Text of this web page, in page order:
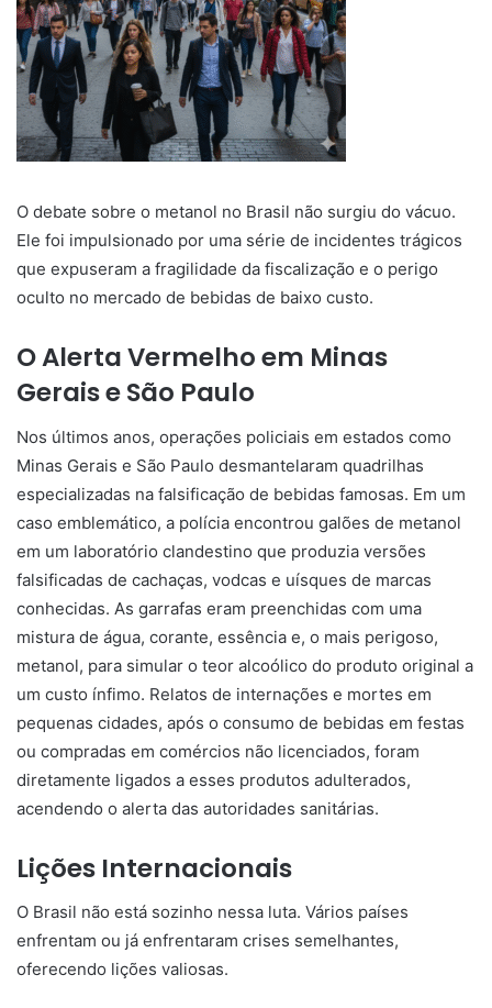
O debate sobre o metanol no Brasil não surgiu do vácuo.
Ele foi impulsionado por uma série de incidentes trágicos
que expuseram a fragilidade da fiscalização e o perigo
oculto no mercado de bebidas de baixo custo.
O Alerta Vermelho em Minas
Gerais e São Paulo
Nos últimos anos, operações policiais em estados como
Minas Gerais e São Paulo desmantelaram quadrilhas
especializadas na falsificação de bebidas famosas. Em um
caso emblemático, a polícia encontrou galões de metanol
em um laboratório clandestino que produzia versões
falsificadas de cachaças, vodcas e uísques de marcas
conhecidas. As garrafas eram preenchidas com uma
mistura de água, corante, essência e, o mais perigoso,
metanol, para simular o teor alcoólico do produto original a
um custo ínfimo. Relatos de internações e mortes em
pequenas cidades, após o consumo de bebidas em festas
ou compradas em comércios não licenciados, foram
diretamente ligados a esses produtos adulterados,
acendendo o alerta das autoridades sanitárias.
Lições Internacionais
O Brasil não está sozinho nessa luta. Vários países
enfrentam ou já enfrentaram crises semelhantes,
oferecendo lições valiosas.